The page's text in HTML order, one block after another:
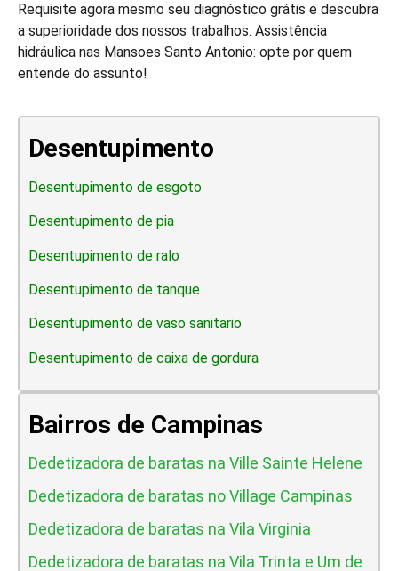
Requisite agora mesmo seu diagnóstico grátis e descubra
a superioridade dos nossos trabalhos. Assistência
hidráulica nas Mansoes Santo Antonio: opte por quem
entende do assunto!
Desentupimento
Desentupimento de esgoto
Desentupimento de pia
Desentupimento de ralo
Desentupimento de tanque
Desentupimento de vaso sanitario
Desentupimento de caixa de gordura
Bairros de Campinas
Dedetizadora de baratas na Ville Sainte Helene
Dedetizadora de baratas no Village Campinas
Dedetizadora de baratas na Vila Virginia
Dedetizadora de baratas na Vila Trinta e Um de